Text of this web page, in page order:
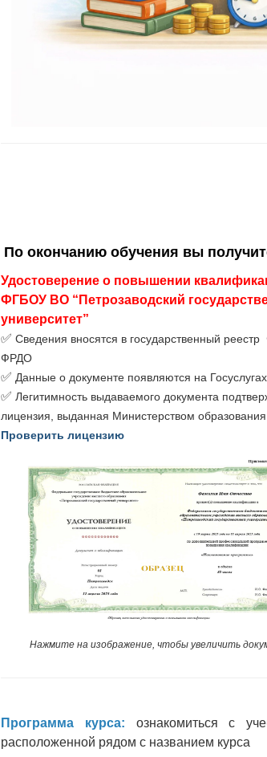
По окончанию обучения вы
Удостоверение о повышении
ФГБОУ ВО “Петрозаводский
университет”
✅ Сведения вносятся в государственный
ФРДО
✅ Данные о документе появляются на Госуслугах
✅ Легитимность выдаваемого документа
лицензия, выданная Министерством
Проверить лицензию
Нажмите на изображение, чтобы увеличить
Программа курса: ознакомиться с
расположенной рядом с названием курса